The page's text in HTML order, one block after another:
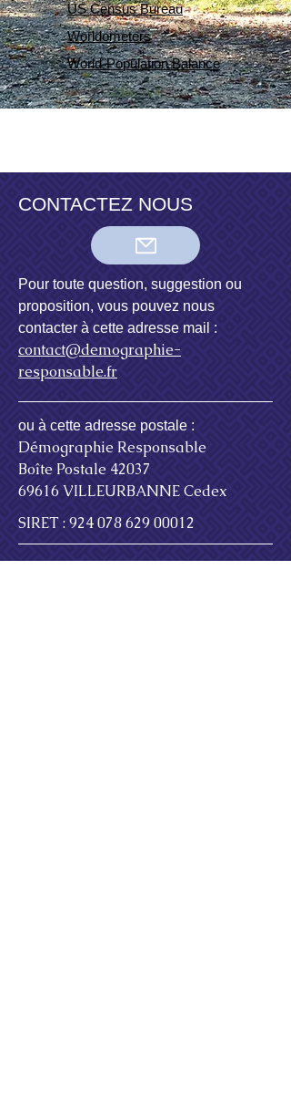
US Census Bureau
Worldometers
World¨Population Balance
CONTACTEZ NOUS
Pour toute question, suggestion ou
proposition, vous pouvez nous
contacter à cette adresse mail :
contact@demographie-
responsable.fr
ou à cette adresse postale :
Démographie Responsable
Boîte Postale 42037
69616 VILLEURBANNE Cedex
SIRET :924 078 629 00012